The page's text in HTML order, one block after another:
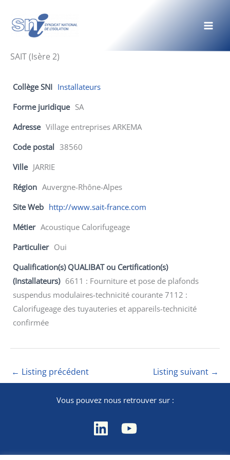
contenu
SAIT (Isère 2)
Collège SNI Installateurs
Forme juridique SA
Adresse Village entreprises ARKEMA
Code postal 38560
Ville JARRIE
Région Auvergne-Rhône-Alpes
Site Web http://www.sait-france.com
Métier Acoustique Calorifugeage
Particulier Oui
Qualification(s) QUALIBAT ou Certification(s)
(Installateurs) 6611 : Fourniture et pose de plafonds
suspendus modulaires-technicité courante 7112 :
Calorifugeage des tuyauteries et appareils-technicité
confirmée
← Listing précédent Listing suivant →
Vous pouvez nous retrouver sur :